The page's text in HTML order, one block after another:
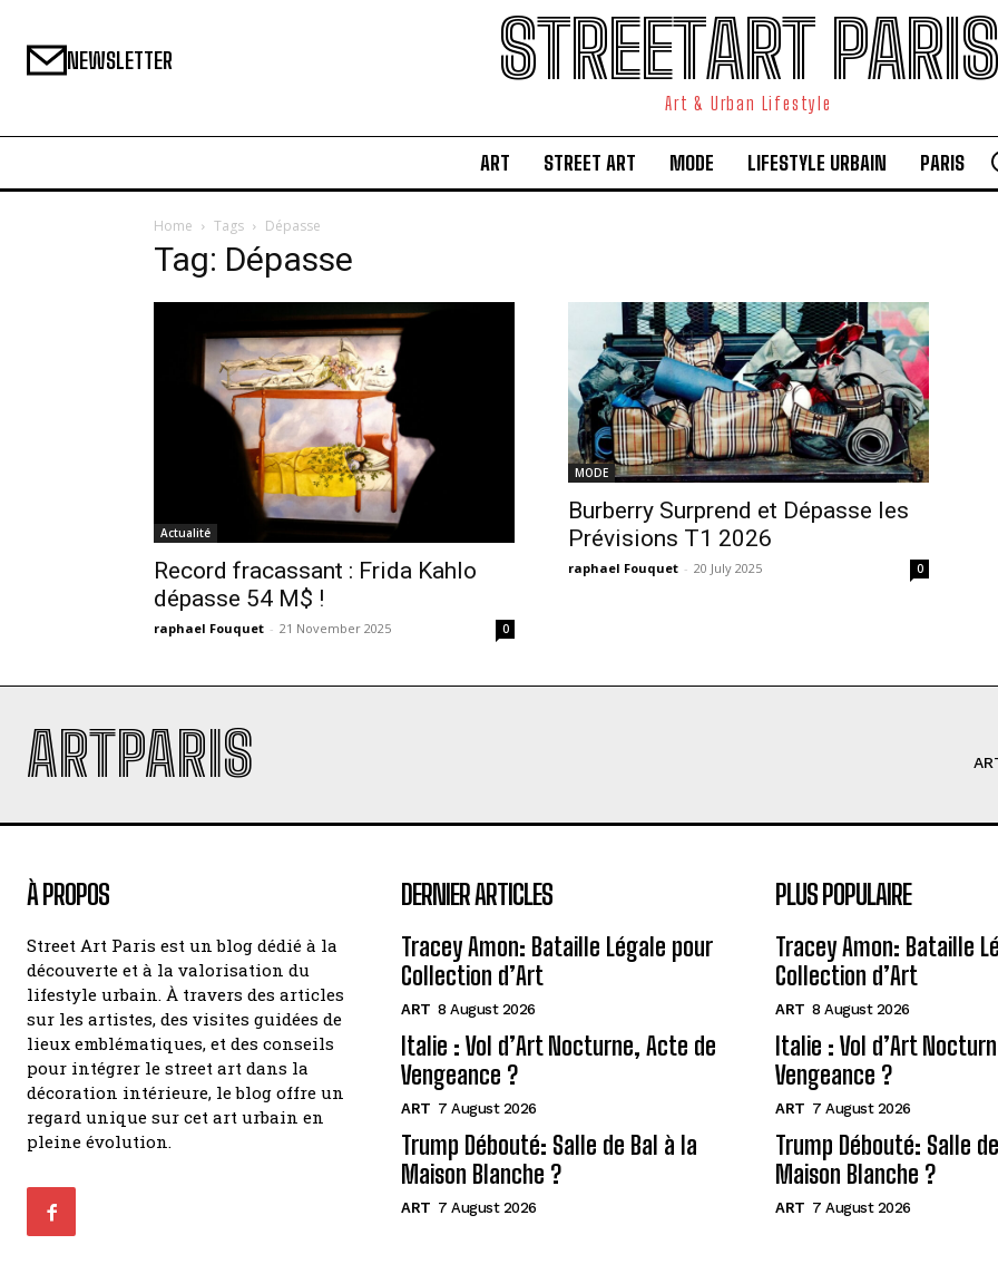
NEWSLETTER STREETART PARIS
Art & Urban Lifestyle
ART STREET ART MODE LIFESTYLE URBAIN PARIS
Home Tags Dépasse
Tag: Dépasse
Actualité
Record fracassant : Frida Kahlo
dépasse 54 M$ !
raphael Fouquet - 21 November 2025 0
MODE
Burberry Surprend et Dépasse les
Prévisions T1 2026
raphael Fouquet - 20 July 2025 0
ARTPARIS
À PROPOS
Street Art Paris est un blog dédié à la
découverte et à la valorisation du
lifestyle urbain. À travers des articles
sur les artistes, des visites guidées de
lieux emblématiques, et des conseils
pour intégrer le street art dans la
décoration intérieure, le blog offre un
regard unique sur cet art urbain en
pleine évolution.
DERNIER ARTICLES
Tracey Amon: Bataille Légale pour
Collection d’Art
ART 8 August 2026
Italie : Vol d’Art Nocturne, Acte de
Vengeance ?
ART 7 August 2026
Trump Débouté: Salle de Bal à la
Maison Blanche ?
ART 7 August 2026
PLUS POPULAIRE
Tracey Amon: Bataille
Collection d’Art
ART 8 August 2026
Italie : Vol d’Art
Vengeance ?
ART 7 August 2026
Trump Débouté: Salle
Maison Blanche ?
ART 7 August 2026